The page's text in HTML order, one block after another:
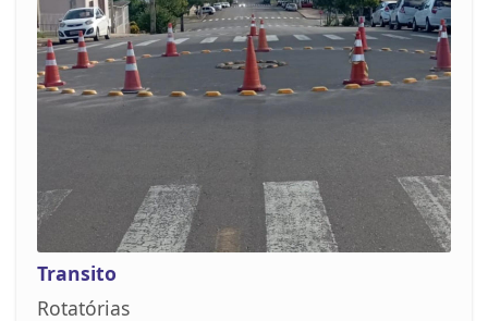
Transito
Rotatórias